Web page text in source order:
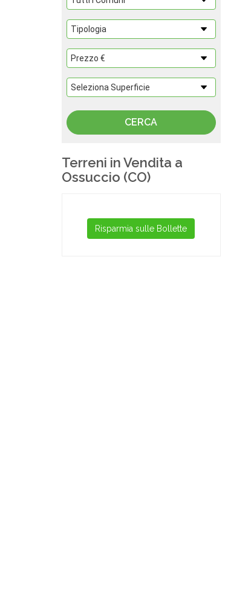
Terreni in Vendita a
Ossuccio (CO)
Risparmia sulle Bollette